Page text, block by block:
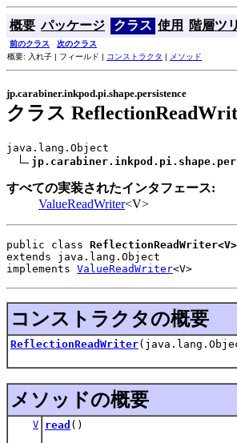
概要 パッケージ クラス 使用 階層ツ
前のクラス
次のクラス
概要: 入れ子 | フィールド | コンストラクタ | メソッド
jp.carabiner.inkpod.pi.shape.persistence
クラス
java.lang.Object
すべての実装されたインタフェース:
ValueReadWriter<V>
public class ReflectionReadWriter<V>
extends java.lang.Object
implements ValueReadWriter<V>
コンストラクタの概要
ReflectionReadWriter
メソッドの概要
V read ()